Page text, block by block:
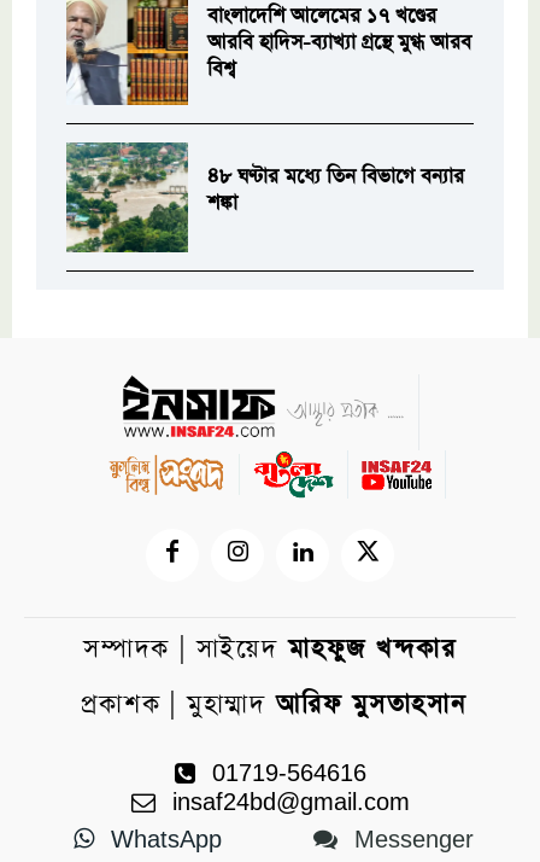
বাংলাদেশি আলেমের ১৭ খণ্ডের
আরবি হাদিস-ব্যাখ্যা গ্রন্থে মুগ্ধ আরব
বিশ্ব
৪৮ ঘণ্টার মধ্যে তিন বিভাগে বন্যার
শঙ্কা
সম্পাদক | সাইয়েদমাহফুজ খন্দকার
প্রকাশক | মুহাম্মাদআরিফ মুসতাহসান
01719-564616
insaf24bd@gmail.com
WhatsApp
Messenger